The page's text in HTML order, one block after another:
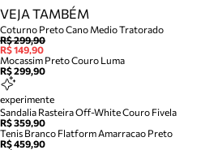
VEJA TAMBÉM
Coturno Preto Cano Medio Tratorado
R$ 299,90
R$ 149,90
Mocassim Preto Couro Luma
R$ 299,90
experimente
Sandalia Rasteira Off-White Couro Fivela
R$ 359,90
Tenis Branco Flatform Amarracao Preto
R$ 459,90